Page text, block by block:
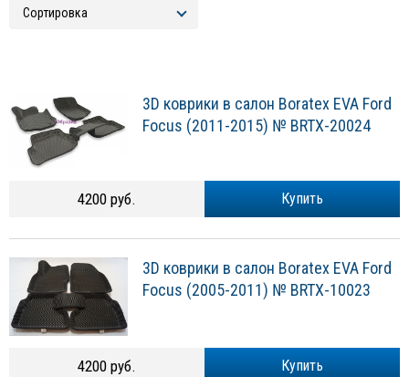
3D коврики в салон Boratex EVA Ford
Focus (2011-2015) № BRTX-20024
Купить
4200 руб.
3D коврики в салон Boratex EVA Ford
Focus (2005-2011) № BRTX-10023
Купить
4200 руб.